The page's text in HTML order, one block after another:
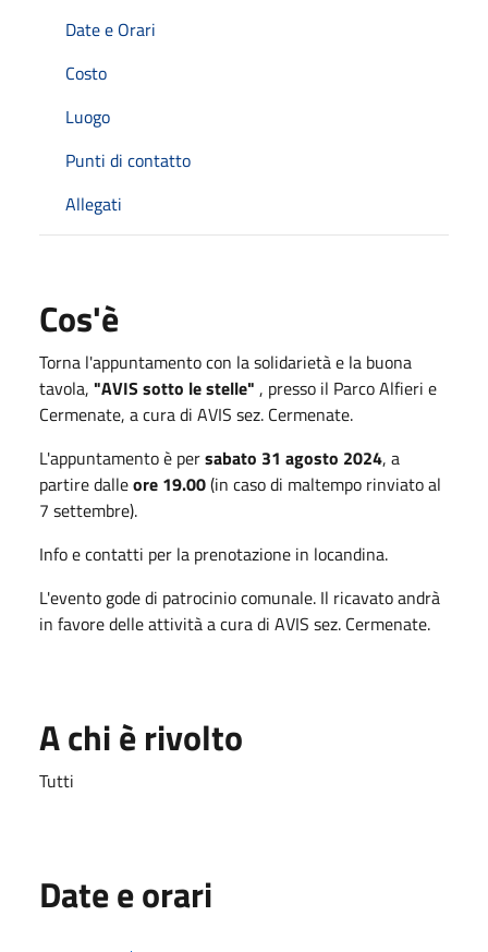
Date e Orari
Costo
Luogo
Punti di contatto
Allegati
Cos'è
Torna l'appuntamento con la solidarietà e la buona
tavola, "AVIS sotto le stelle" , presso il Parco Alfieri e
Cermenate, a cura di AVIS sez. Cermenate.
L'appuntamento è persabato 31 agosto 2024, a
partire dalleore 19.00(in caso di maltempo rinviato al
7 settembre).
Info e contatti per la prenotazione in locandina.
L'evento gode di patrocinio comunale. Il ricavato andrà
in favore delle attività a cura di AVIS sez. Cermenate.
A chi è rivolto
Tutti
Date e orari